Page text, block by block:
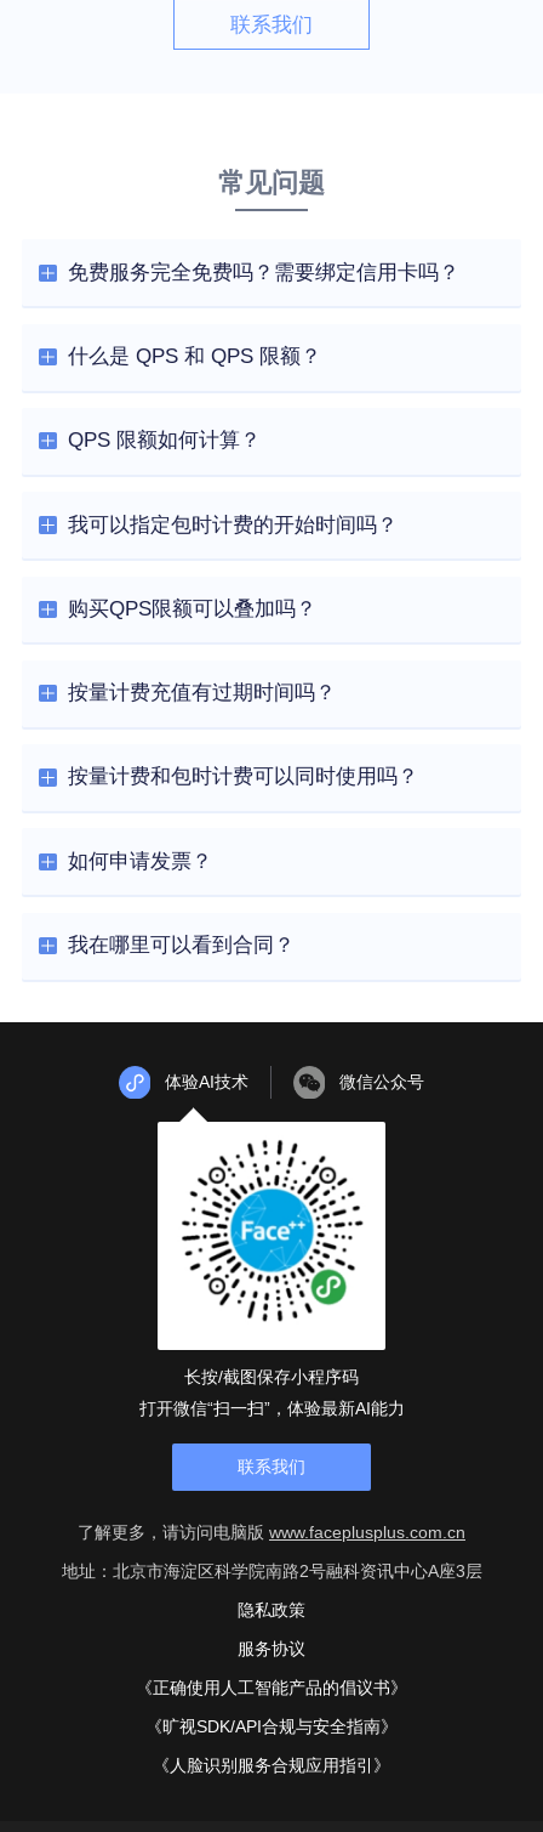
联系我们
常见问题
免费服务完全免费吗？需要绑定信用卡吗？
什么是 QPS 和 QPS 限额？
QPS 限额如何计算？
我可以指定包时计费的开始时间吗？
购买QPS限额可以叠加吗？
按量计费充值有过期时间吗？
按量计费和包时计费可以同时使用吗？
如何申请发票？
我在哪里可以看到合同？
体验AI技术 微信公众号
长按/截图保存小程序码
打开微信“扫一扫”，体验最新AI能力
联系我们
了解更多，请访问电脑版 www.faceplusplus.com.cn
地址：北京市海淀区科学院南路2号融科资讯中心A座3层
隐私政策
服务协议
《正确使用人工智能产品的倡议书》
《旷视SDK/API合规与安全指南》
《人脸识别服务合规应用指引》